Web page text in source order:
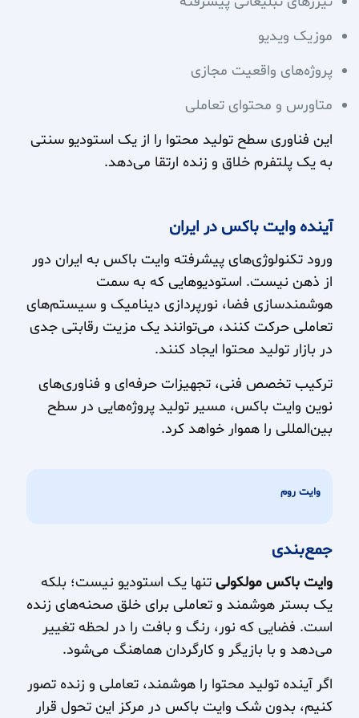
موزیک ویدیو
پروژه‌های واقعیت مجازی
متاورس و محتوای تعاملی
این فناوری سطح تولید محتوا را از یک استودیو سنتی
به یک پلتفرم خلاق و زنده ارتقا می‌دهد.
آینده وایت باکس در ایران
ورود تکنولوژی‌های پیشرفته وایت باکس به ایران دور
از ذهن نیست. استودیوهایی که به سمت
هوشمندسازی فضا، نورپردازی دینامیک و سیستم‌های
تعاملی حرکت کنند، می‌توانند یک مزیت رقابتی جدی
در بازار تولید محتوا ایجاد کنند.
ترکیب تخصص فنی، تجهیزات حرفه‌ای و فناوری‌های
نوین وایت باکس، مسیر تولید پروژه‌هایی در سطح
بین‌المللی را هموار خواهد کرد.
وایت روم
جمع‌بندی
وایت باکس مولکولی تنها یک استودیو نیست؛ بلکه
یک بستر هوشمند و تعاملی برای خلق صحنه‌های زنده
است. فضایی که نور، رنگ و بافت را در لحظه تغییر
می‌دهد و با بازیگر و کارگردان هماهنگ می‌شود.
اگر آینده تولید محتوا را هوشمند، تعاملی و زنده تصور
کنیم، بدون شک وایت باکس در مرکز این تحول قرار